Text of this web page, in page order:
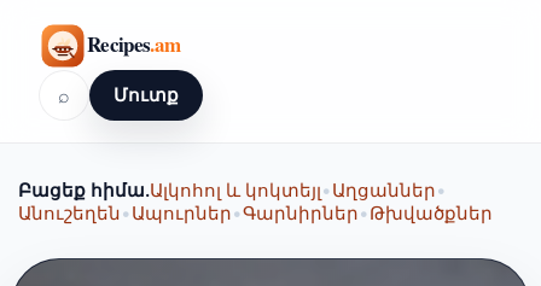
⌕ Մուտք
Բացեք հիմա.Ալկոհոլ և կոկտեյլ•Աղցաններ•
Անուշեղեն•Ապուրներ•Գարնիրներ•Թխվածքներ